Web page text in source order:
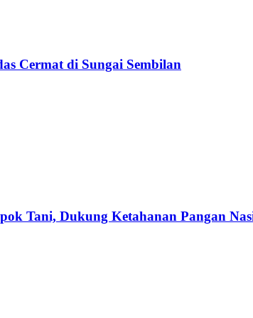
Cermat di Sungai Sembilan
Tani, Dukung Ketahanan Pangan